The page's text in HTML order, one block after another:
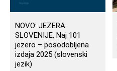
NOVO: JEZERA
SLOVENIJE, Naj 101
jezero – posodobljena
izdaja 2025 (slovenski
jezik)